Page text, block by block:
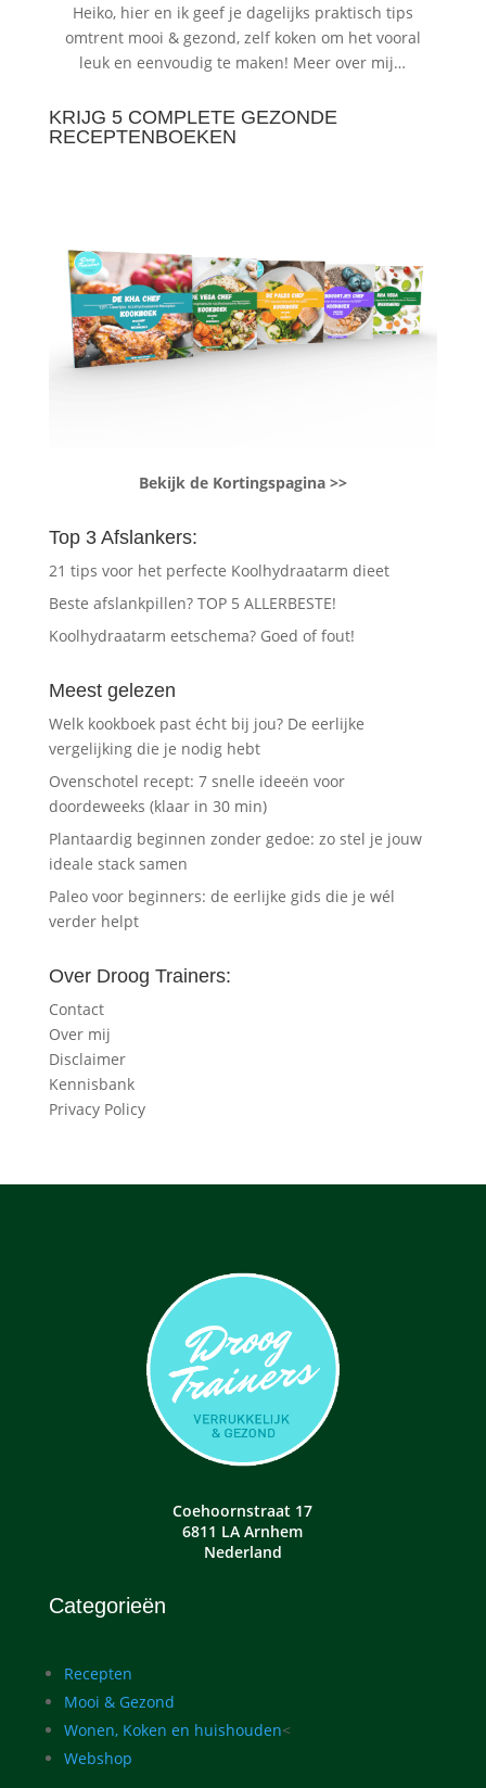
Heiko, hier en ik geef je dagelijks praktisch tips
omtrent mooi & gezond, zelf koken om het vooral
leuk en eenvoudig te maken! Meer over mij…
KRIJG 5 COMPLETE GEZONDE
RECEPTENBOEKEN
Bekijk de Kortingspagina >>
Top 3 Afslankers:
21 tips voor het perfecte Koolhydraatarm dieet
Beste afslankpillen? TOP 5 ALLERBESTE!
Koolhydraatarm eetschema? Goed of fout!
Meest gelezen
Welk kookboek past écht bij jou? De eerlijke
vergelijking die je nodig hebt
Ovenschotel recept: 7 snelle ideeën voor
doordeweeks (klaar in 30 min)
Plantaardig beginnen zonder gedoe: zo stel je jouw
ideale stack samen
Paleo voor beginners: de eerlijke gids die je wél
verder helpt
Over Droog Trainers:
Contact
Over mij
Disclaimer
Kennisbank
Privacy Policy
Coehoornstraat 17
6811 LA Arnhem
Nederland
Categorieën
Recepten
Mooi & Gezond
Wonen, Koken en huishouden<
Webshop